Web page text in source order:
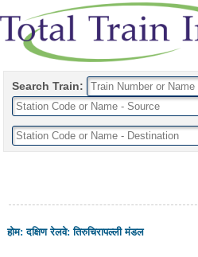
Search Train:
होम:दक्षिण रेलवे:तिरुचिरापल्ली मंडल